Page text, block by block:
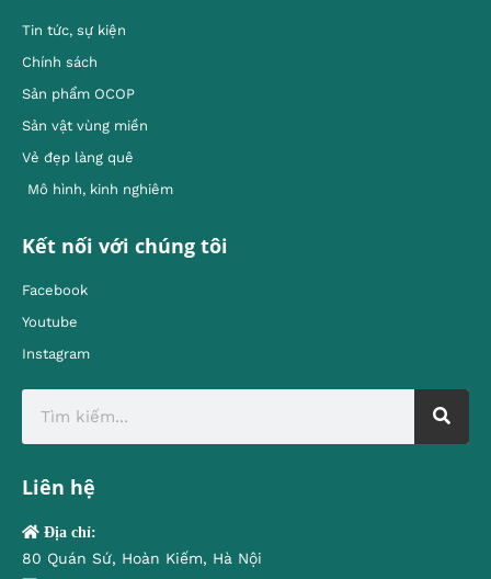
Tin tức, sự kiện
Chính sách
Sản phẩm OCOP
Sản vật vùng miền
Vẻ đẹp làng quê
Mô hình, kinh nghiêm
Kết nối với chúng tôi
Facebook
Youtube
Instagram
Liên hệ
Địa chỉ:
80 Quán Sứ, Hoàn Kiếm, Hà Nội